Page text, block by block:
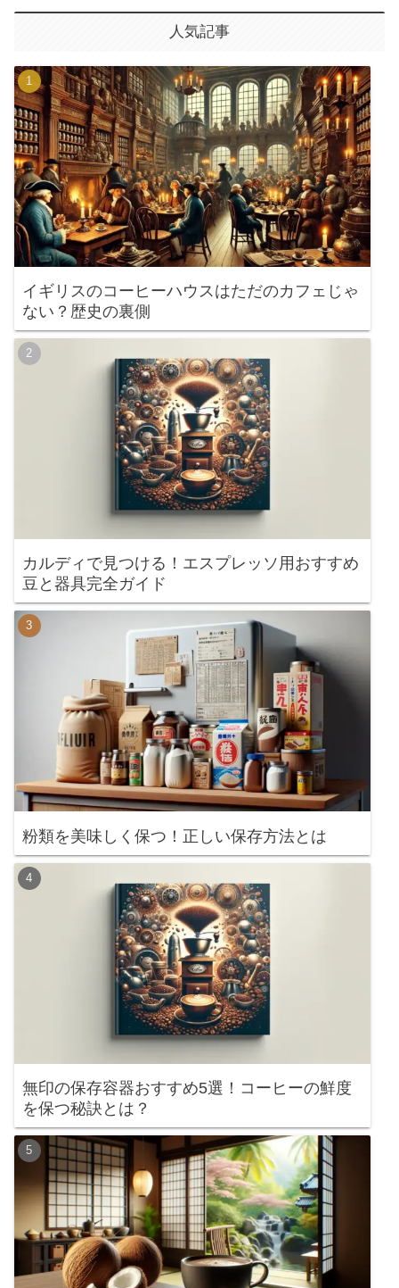
人気記事
イギリスのコーヒーハウスはただのカフェじゃ
ない？歴史の裏側
カルディで見つける！エスプレッソ用おすすめ
豆と器具完全ガイド
粉類を美味しく保つ！正しい保存方法とは
無印の保存容器おすすめ5選！コーヒーの鮮度
を保つ秘訣とは？